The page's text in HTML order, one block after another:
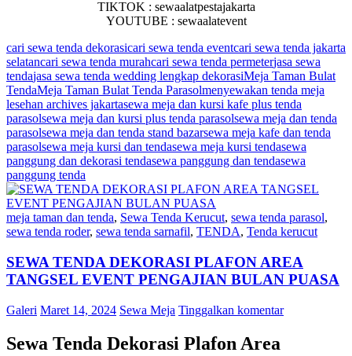
TIKTOK : sewaalatpestajakarta
YOUTUBE : sewaalatevent
cari sewa tenda dekorasicari sewa tenda eventcari sewa tenda jakarta
selatancari sewa tenda murahcari sewa tenda permeterjasa sewa
tendajasa sewa tenda wedding lengkap dekorasiMeja Taman Bulat
TendaMeja Taman Bulat Tenda Parasolmenyewakan tenda meja
lesehan archives jakartasewa meja dan kursi kafe plus tenda
parasolsewa meja dan kursi plus tenda parasolsewa meja dan tenda
parasolsewa meja dan tenda stand bazarsewa meja kafe dan tenda
parasolsewa meja kursi dan tendasewa meja kursi tendasewa
panggung dan dekorasi tendasewa panggung dan tendasewa
panggung tenda
meja taman dan tenda, Sewa Tenda Kerucut, sewa tenda parasol,
sewa tenda roder, sewa tenda sarnafil, TENDA, Tenda kerucut
SEWA TENDA DEKORASI PLAFON AREA
TANGSEL EVENT PENGAJIAN BULAN PUASA
Galeri Maret 14, 2024 Sewa Meja Tinggalkan komentar
Sewa Tenda Dekorasi Plafon Area